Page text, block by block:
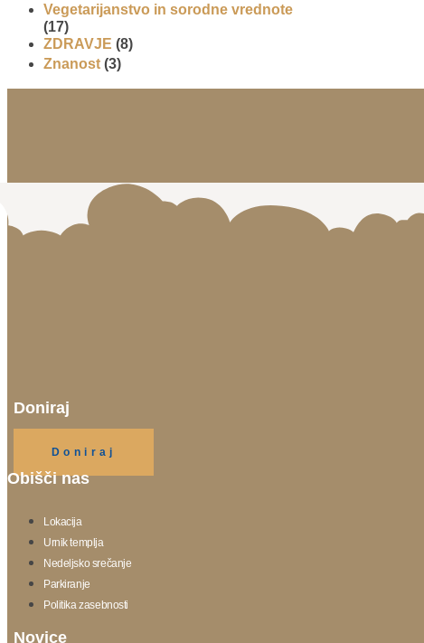
Vegetarijanstvo in sorodne vrednote
(17)
ZDRAVJE (8)
Znanost (3)
Doniraj
Doniraj
Obišči nas
Lokacija
Urnik templja
Nedeljsko srečanje
Parkiranje
Politika zasebnosti
Novice